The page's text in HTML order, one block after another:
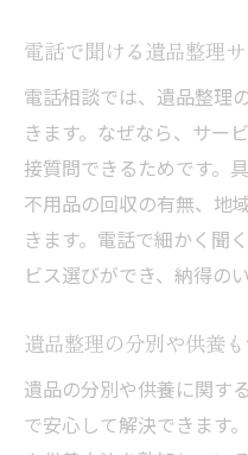
電話で聞ける遺品整理
電話相談では、遺品整理
きます。なぜなら、サー
接質問できるためです。
不用品の回収の有無、地
きます。電話で細かく聞
ビス選びができ、納得の
遺品整理の分別や供養
遺品の分別や供養に関す
で安心して解決できます